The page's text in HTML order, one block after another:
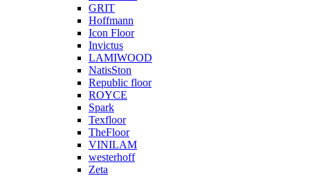
GRIT
Hoffmann
Icon Floor
Invictus
LAMIWOOD
NatisSton
Republic floor
ROYCE
Spark
Texfloor
TheFloor
VINILAM
westerhoff
Zeta